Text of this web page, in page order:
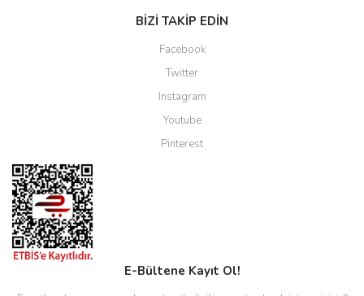
BİZİ TAKİP EDİN
Facebook
Twitter
Instagram
Youtube
Pinterest
E-Bültene Kayıt Ol!